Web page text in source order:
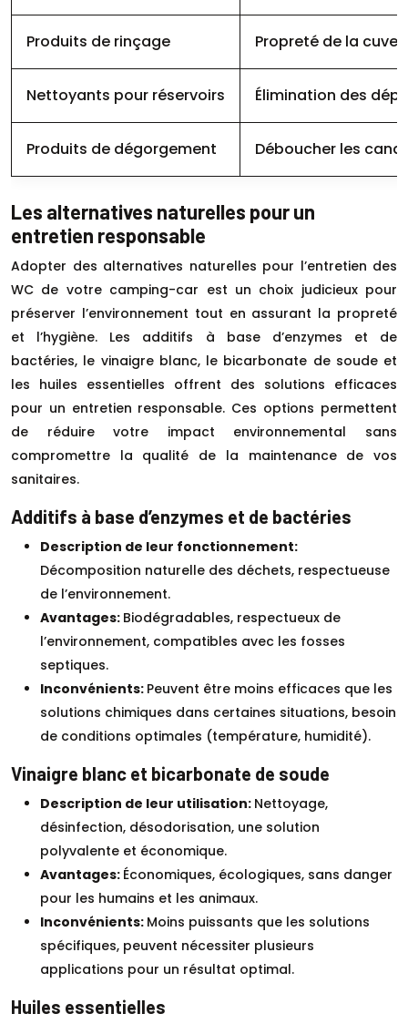
Produits de rinçage Propreté de la
Nettoyants pour réservoirs Élimination des
Produits de dégorgement Déboucher les
Les alternatives naturelles pour un
entretien responsable
Adopter des alternatives naturelles pour l’entretien des
WC de votre camping-car est un choix judicieux pour
préserver l’environnement tout en assurant la propreté
et l’hygiène. Les additifs à base d’enzymes et de
bactéries, le vinaigre blanc, le bicarbonate de soude et
les huiles essentielles offrent des solutions efficaces
pour un entretien responsable. Ces options permettent
de réduire votre impact environnemental sans
compromettre la qualité de la maintenance de vos
sanitaires.
Additifs à base d’enzymes et de bactéries
Description de leur fonctionnement:
Décomposition naturelle des déchets, respectueuse
de l’environnement.
Avantages: Biodégradables, respectueux de
l’environnement, compatibles avec les fosses
septiques.
Inconvénients: Peuvent être moins efficaces que les
solutions chimiques dans certaines situations, besoin
de conditions optimales (température, humidité).
Vinaigre blanc et bicarbonate de soude
Description de leur utilisation: Nettoyage,
désinfection, désodorisation, une solution
polyvalente et économique.
Avantages: Économiques, écologiques, sans danger
pour les humains et les animaux.
Inconvénients: Moins puissants que les solutions
spécifiques, peuvent nécessiter plusieurs
applications pour un résultat optimal.
Huiles essentielles